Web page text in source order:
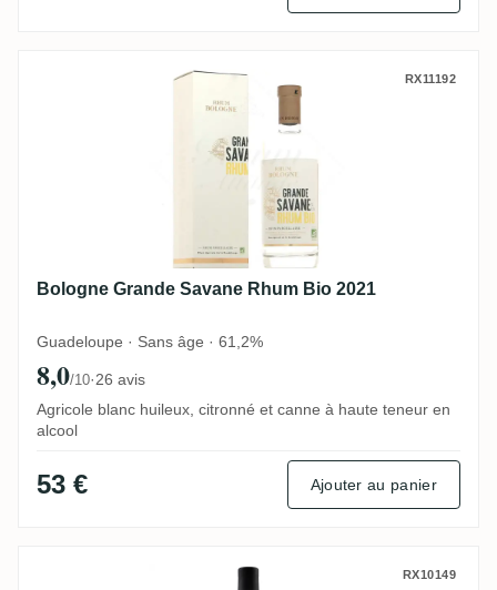
Bologne Grande Savane Rhum Bio 2021
RX11192
Bologne Grande Savane Rhum Bio 2021
Guadeloupe · Sans âge · 61,2%
8,0/10·26 avis
Agricole blanc huileux, citronné et canne à haute teneur en
alcool
53 € Ajouter au panier
Papa Rouyo Le Rejeton Blanc 2021RX10149